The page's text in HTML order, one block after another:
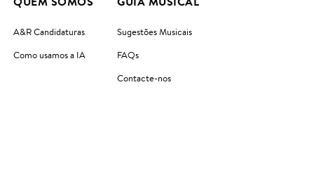
A&R Candidaturas
Como usamos a IA
Sugestões Musicais
FAQs
Contacte-nos